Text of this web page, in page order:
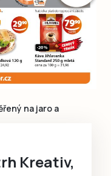
Registrovat
Čtenáři píší
Speciální přílohy
Inzerce
na jaro a
Kreativ,